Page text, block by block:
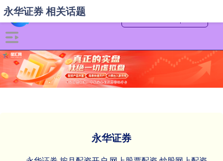
永华证券
永华证券 相关话题